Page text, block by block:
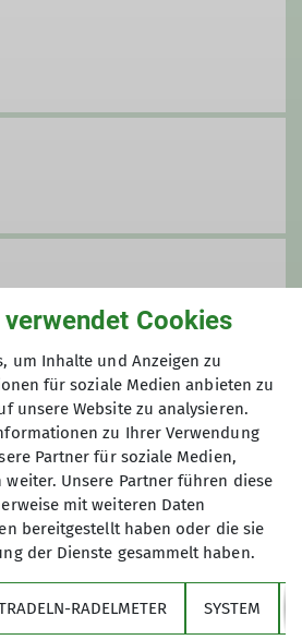
Cookies
um Inhalte und Anzeigen zu
für soziale Medien anbieten zu
unsere Website zu analysieren.
zu Ihrer Verwendung
Partner für soziale Medien,
weiter. Unsere Partner führen diese
mit weiteren Daten
bereitgestellt haben oder die sie
der Dienste gesammelt haben.
RADELMETER SYSTEM